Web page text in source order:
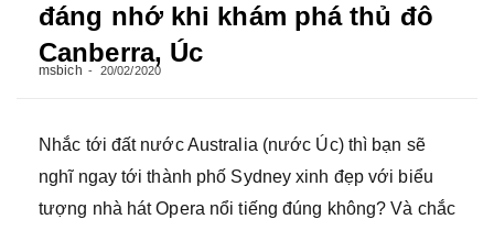
đáng nhớ khi khám phá thủ đô
Canberra, Úc
msbich 20/02/2020
Nhắc tới đất nước Australia (nước Úc) thì bạn sẽ
nghĩ ngay tới thành phố Sydney xinh đẹp với biểu
tượng nhà hát Opera nổi tiếng đúng không? Và chắc